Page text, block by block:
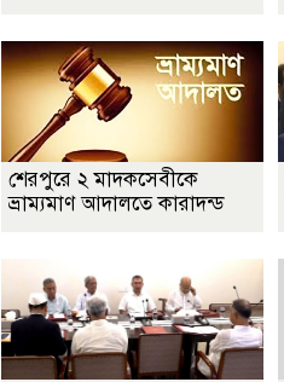
শেরপুরে ২ মাদকসেবীকে
ভ্রাম্যমাণ আদালতে কারাদন্ড